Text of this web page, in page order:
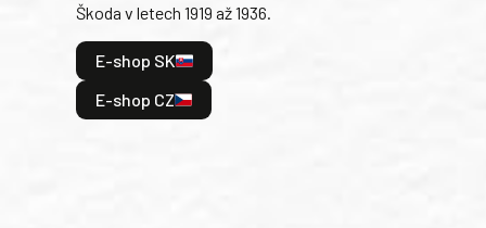
Škoda v letech 1919 až 1936.
E-shop SK
E-shop CZ